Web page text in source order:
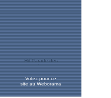
Votez pour ce
site au Weborama